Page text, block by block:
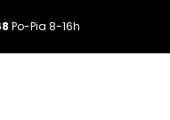
Po-Pia 8-16h